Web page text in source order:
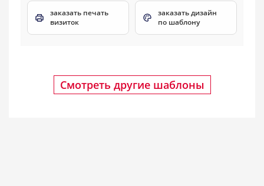
заказать печать
визиток
заказать дизайн
по шаблону
Смотреть другие шаблоны